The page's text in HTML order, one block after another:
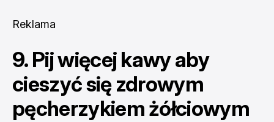
Reklama
9. Pij więcej kawy aby
cieszyć się zdrowym
pęcherzykiem żółciowym